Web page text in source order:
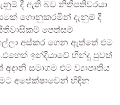
දී ඇති බව නිතිපතිවරයා
ගොනුකරමින් දැනුම් දී
පෙත්සම්
අස්කර ගෙන ඇත්තේ එම
ඉන්දියාවේ හින්දු පුවත්
සමාගම එම ව්‍යාපෘතිය
අපේක්ෂාවෙන් හිඳින